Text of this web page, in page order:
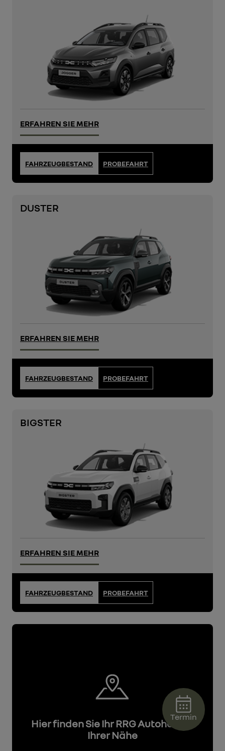
ERFAHREN SIE MEHR
FAHRZEUGBESTAND PROBEFAHRT
DUSTER
ERFAHREN SIE MEHR
FAHRZEUGBESTAND PROBEFAHRT
BIGSTER
ERFAHREN SIE MEHR
FAHRZEUGBESTAND PROBEFAHRT
Hier finden Sie Ihr RRG Autohaus in
Ihrer Nähe
Termin